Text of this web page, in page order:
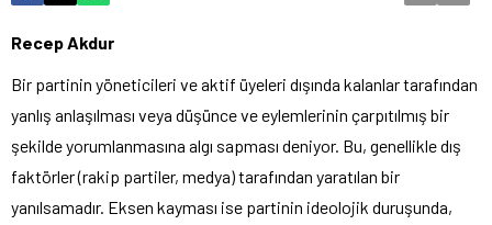
Recep Akdur
Bir partinin yöneticileri ve aktif üyeleri dışında kalanlar tarafından
yanlış anlaşılması veya düşünce ve eylemlerinin çarpıtılmış bir
şekilde yorumlanmasına algı sapması deniyor. Bu, genellikle dış
faktörler (rakip partiler, medya) tarafından yaratılan bir
yanılsamadır. Eksen kayması ise partinin ideolojik duruşunda,